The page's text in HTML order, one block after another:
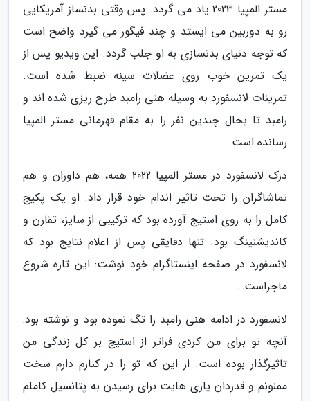
مستر المپیا 2023 یاد می گردد. پس وقتی بدنساز آمریکایی
رو به دوربین می ایستد و چند فیگور می گیرد واضح است
که توجه دنیای بدنسازی به او جلب گردد. این ویدیو پس از
یک تمرین خوب روی عضلات سینه ضبط شده است.
تمرینات لانسفورد به وسیله هنی رامبد طرح ریزی شده اند و
رامبد تا بحال چندین نفر را به مقام قهرمانی مستر المپیا
رسانده است.
درک لانسفورد در مستر المپیا 2022 همه، هم داوران و هم
تماشاگران را تحت تاثیر اندام خود قرار داد. او یک پکیج
کامل را به روی استیج آورده بود که ترکیبی از سایز، تقارن و
کاندیشنینگ بود. تنها دقایقی پس از اعلام نتایج بود که
لانسفورد در صفحه اینستاگرام خود نوشت: این تازه شروع
ماجراست…
لانسفورد در ادامه هنی رامبد را تگ نموده بود و نوشته بود:
آنچه تو برای من کردی فراتر از استیج بر کل زندگی من
تاثیرگذار بوده است. از این که تو را در کنارم دارم سخت
ممنونم و قدردان یاری هایت برای رسیدن به پتانسیل کاملم